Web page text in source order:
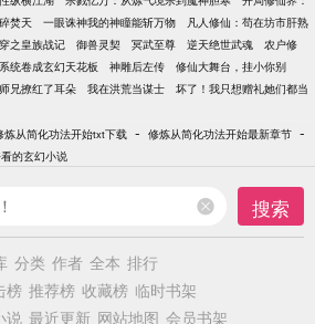
焚天 一眼诛神我的神瞳能斩万物
凡人修仙：苟在坊市肝熟
之皇族战记 御兽灵契 冥武至尊 逆天绝世武魂
农户修
统卷成玄幻天花板 神雕后左传
修仙大舞台，挂小你别
兄撩红了耳朵 我在洪荒当谋士
坏了！我只想赠礼她们都当
炼从简化功法开始txt下载 - 修炼从简化功法开始最新章节 -
的玄幻小说
搜索
分类 作者 全本 排行
榜 推荐榜 收藏榜 临时书架
说 最近更新 网站地图 会员书架